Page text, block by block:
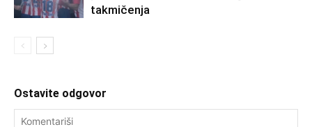
takmičenja
Ostavite odgovor